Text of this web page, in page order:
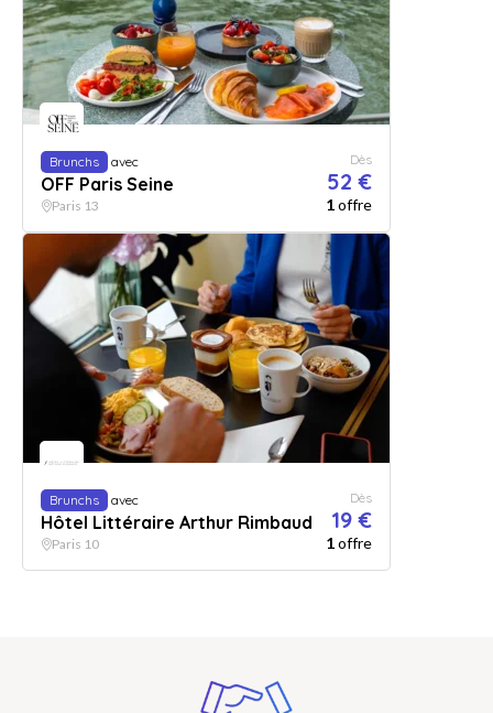
Brunchs avec
OFF Paris Seine
Dès
52 €
Paris 13 1offre
Brunchs avec
Hôtel Littéraire Arthur Rimbaud
Dès
19 €
Paris 10 1offre